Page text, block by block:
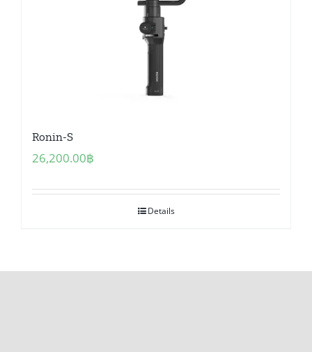
Ronin-S
26,200.00฿
Details